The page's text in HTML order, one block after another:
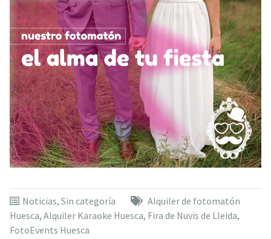
Noticias, Sin categoría
Alquiler de fotomatón
Huesca, Alquiler Karaoke Huesca, Fira de Nuvis de Lleida,
FotoEvents Huesca